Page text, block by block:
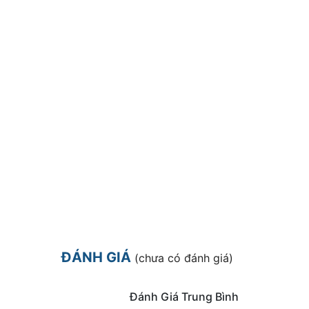
ĐÁNH GIÁ (chưa có đánh giá)
Đánh Giá Trung Bình